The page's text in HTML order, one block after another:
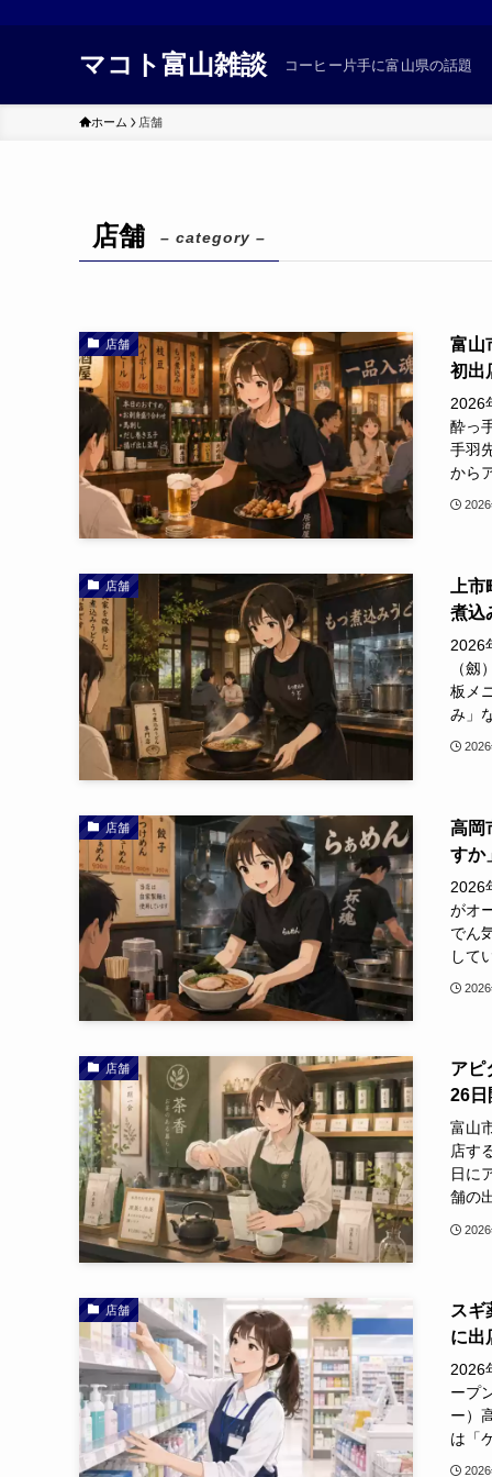
マコト富山雑談 コーヒー片手に富山県の話題
ホーム 店舗
店舗 – category –
店舗
富山
初出
2026
酔っ
手羽
から
店舗
上
煮込
2026
（
板メ
み」
店舗
高岡
すか
2026
がオ
でん
して
店舗
アピ
26日
富山
店す
日に
舗の
店舗
スギ
に出
2026
ープ
ー）
は「